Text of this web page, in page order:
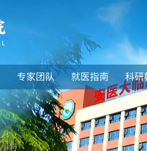
专家团队 就医指南 科研